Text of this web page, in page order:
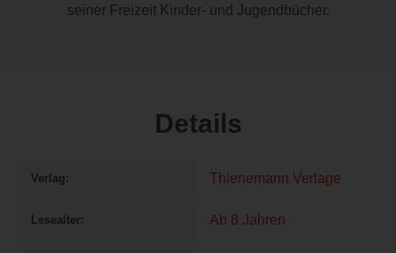
seiner Freizeit Kinder- und Jugendbücher.
Details
Verlag Thienemann Verlage
Lesealter Ab 8 Jahren